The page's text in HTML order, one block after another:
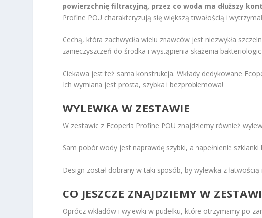
powierzchnię filtracyjną, przez co woda ma dłuższy
Profine POU charakteryzują się większą trwałością i
Cechą, która zachwyciła wielu znawców jest niezwykła
zanieczyszczeń do środka i wystąpienia skażenia
Ciekawa jest też sama konstrukcja. Wkłady dedykowane
Ich wymiana jest prosta, szybka i bezproblemowa!
WYLEWKA W ZESTAWIE
W zestawie z Ecoperla Profine POU znajdziemy również
Sam pobór wody jest naprawdę szybki, a napełnienie
Design został dobrany w taki sposób, by wylewka z
CO JESZCZE ZNAJDZIEMY W
Oprócz wkładów i wylewki w pudełku, które otrzymamy po